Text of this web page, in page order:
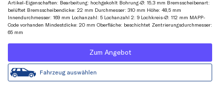
Artikel-Eigenschaften: Bearbeitung: hochgekohlt Bohrung-Ø: 15,3 mm Bremsscheibenart:
belüftet Bremsscheibendicke: 22 mm Durchmesser: 310 mm Höhe: 48,5 mm
Innendurchmesser: 169 mm Lochanzahl: 5 Lochanzahl 2: 9 Lochkreis-Ø: 112 mm MAPP-
Code vorhanden Mindestdicke: 20 mm Oberfläche: beschichtet Zentrierungsdurchmesser:
65 mm
Zum Angebot
Fahrzeug auswählen